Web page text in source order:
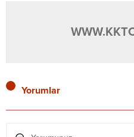
Yorumlar